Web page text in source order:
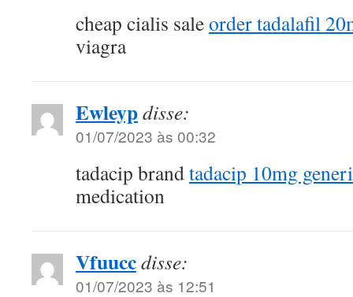
cheap cialis saleorder tadalafil
viagra
Ewleypdisse:
01/07/2023 às 00:32
tadacip brandtadacip 10mg
medication
Vfuuccdisse:
01/07/2023 às 12:51